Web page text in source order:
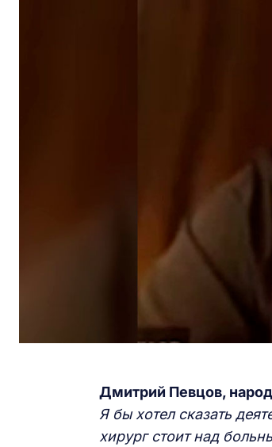
Дмитрий Певцов,
Я бы хотел сказать
хирург стоит над